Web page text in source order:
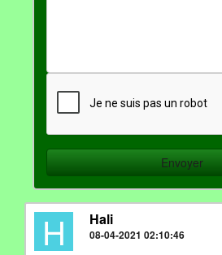
H Hali
08-04-2021 02:10:46